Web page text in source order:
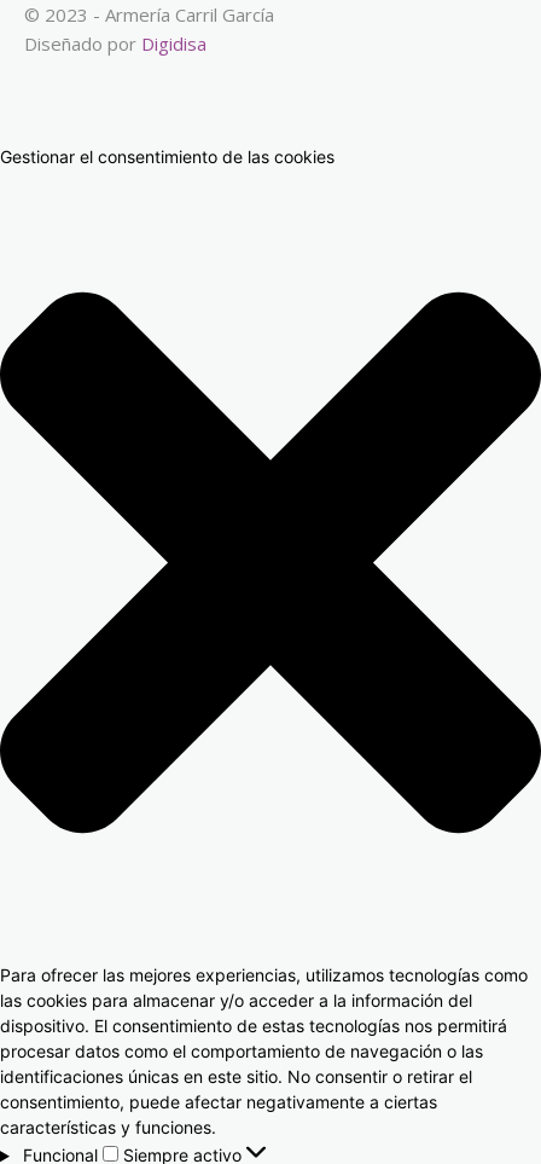
© 2023 - Armería Carril García
Diseñado por Digidisa
Gestionar el consentimiento de las cookies
Para ofrecer las mejores experiencias, utilizamos tecnologías como
las cookies para almacenar y/o acceder a la información del
dispositivo. El consentimiento de estas tecnologías nos permitirá
procesar datos como el comportamiento de navegación o las
identificaciones únicas en este sitio. No consentir o retirar el
consentimiento, puede afectar negativamente a ciertas
características y funciones.
Funcional
Siempre activo